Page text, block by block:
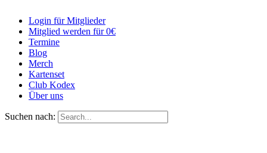
Login für Mitglieder
Mitglied werden für 0€
Termine
Blog
Merch
Kartenset
Club Kodex
Über uns
Suchen nach: